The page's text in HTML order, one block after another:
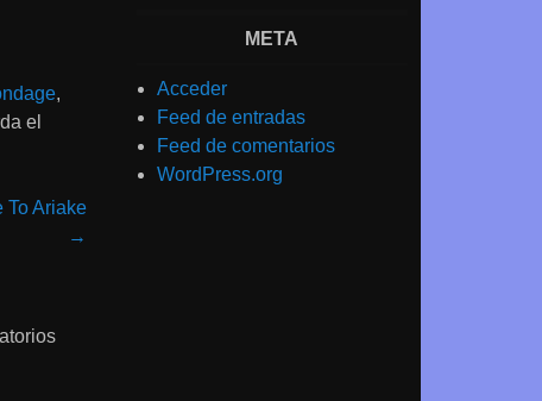
,
el
To Ariake
→
META
Acceder
Feed de entradas
Feed de comentarios
WordPress.org